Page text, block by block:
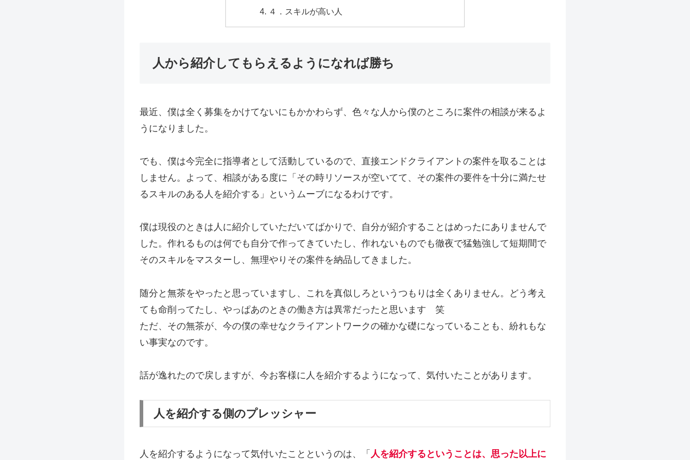
４．スキルが高い人
人から紹介してもらえるようになれば勝ち
最近、僕は全く募集をかけてないにもかかわらず、色々な人から僕のところに案件の相談が来るよ
うになりました。
でも、僕は今完全に指導者として活動しているので、直接エンドクライアントの案件を取ることは
しません。よって、相談がある度に「その時リソースが空いてて、その案件の要件を十分に満たせ
るスキルのある人を紹介する」というムーブになるわけです。
僕は現役のときは人に紹介していただいてばかりで、自分が紹介することはめったにありませんで
した。作れるものは何でも自分で作ってきていたし、作れないものでも徹夜で猛勉強して短期間で
そのスキルをマスターし、無理やりその案件を納品してきました。
随分と無茶をやったと思っていますし、これを真似しろというつもりは全くありません。どう考え
ても命削ってたし、やっぱあのときの働き方は異常だったと思います 笑
ただ、その無茶が、今の僕の幸せなクライアントワークの確かな礎になっていることも、紛れもな
い事実なのです。
話が逸れたので戻しますが、今お客様に人を紹介するようになって、気付いたことがあります。
人を紹介する側のプレッシャー
人を紹介するようになって気付いたことというのは、「 人を紹介するということは、思った以上に